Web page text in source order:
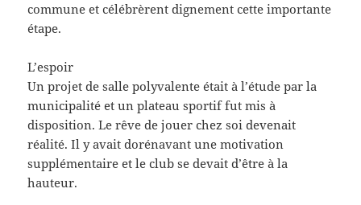
commune et célébrèrent dignement cette importante
étape.
L’espoir
Un projet de salle polyvalente était à l’étude par la
municipalité et un plateau sportif fut mis à
disposition. Le rêve de jouer chez soi devenait
réalité. Il y avait dorénavant une motivation
supplémentaire et le club se devait d’être à la
hauteur.